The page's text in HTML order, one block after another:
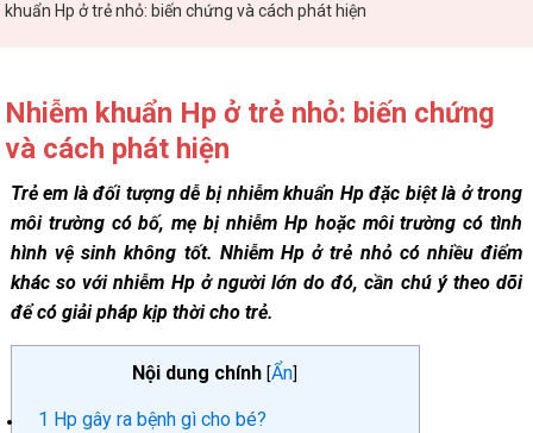
khuẩn Hp ở trẻ nhỏ: biến chứng và cách phát hiện
Nhiễm khuẩn Hp ở trẻ nhỏ: biến chứng
và cách phát hiện
Trẻ em là đối tượng dễ bị nhiễm khuẩn Hp đặc biệt là ở trong
môi trường có bố, mẹ bị nhiễm Hp hoặc môi trường có tình
hình vệ sinh không tốt. Nhiễm Hp ở trẻ nhỏ có nhiều điểm
khác so với nhiễm Hp ở người lớn do đó, cần chú ý theo dõi
để có giải pháp kịp thời cho trẻ.
Nội dung chính [Ẩn]
1 Hp gây ra bệnh gì cho bé?